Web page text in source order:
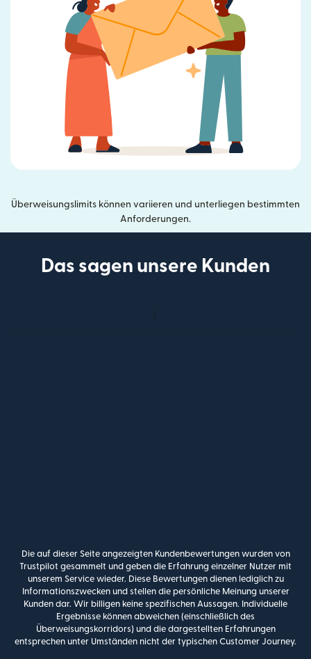
Überweisungslimits können variieren und unterliegen bestimmten
Anforderungen.
Das sagen unsere Kunden
Die auf dieser Seite angezeigten Kundenbewertungen wurden von
Trustpilot gesammelt und geben die Erfahrung einzelner Nutzer mit
unserem Service wieder. Diese Bewertungen dienen lediglich zu
Informationszwecken und stellen die persönliche Meinung unserer
Kunden dar. Wir billigen keine spezifischen Aussagen. Individuelle
Ergebnisse können abweichen (einschließlich des
Überweisungskorridors) und die dargestellten Erfahrungen
entsprechen unter Umständen nicht der typischen Customer Journey.